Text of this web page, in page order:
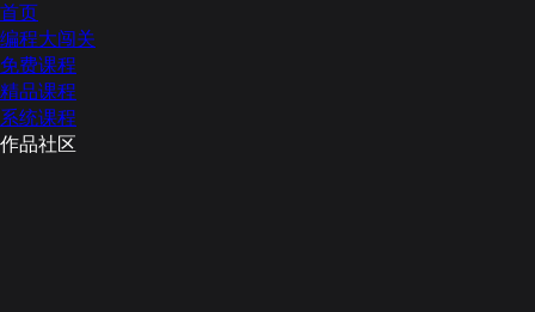
首页
编程大闯关
免费课程
精品课程
系统课程
作品社区